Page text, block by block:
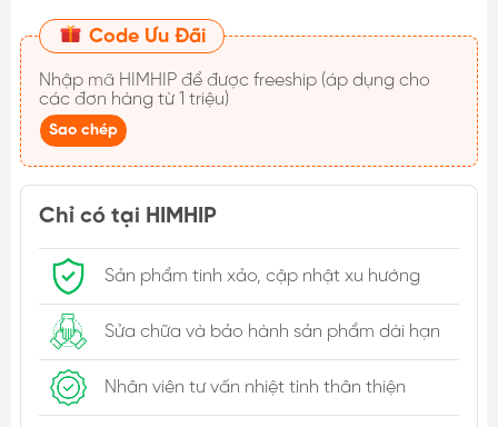
Code Ưu Đãi
Nhập mã HIMHIP
các đơn hàng từ 1 triệu)
Sao chép
Chỉ có tại HIMHIP
Sản phẩm tinh xảo, cập nhật xu hướng
Sửa chữa và bảo hành sản phẩm dài hạn
Nhân viên tư vấn nhiệt tình thân thiện